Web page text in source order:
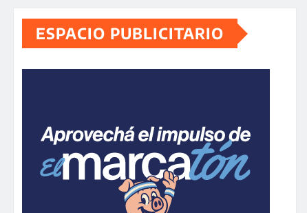
ESPACIO PUBLICITARIO